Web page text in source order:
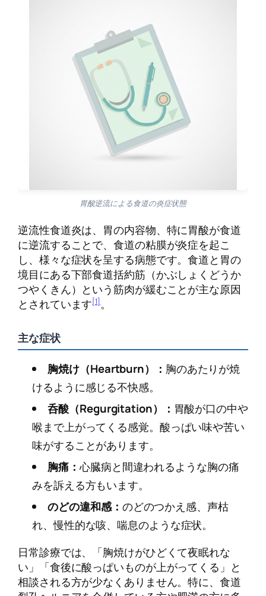
胃酸逆流による食道の炎症状態
逆流性食道炎は、胃の内容物、特に胃酸が食道
に逆流することで、食道の粘膜が炎症を起こ
し、様々な症状を呈する病態です。食道と胃の
境目にある下部食道括約筋（かぶしょくどうか
つやくきん）という筋肉が緩むことが主な原因
とされています[1]。
主な症状
胸焼け（Heartburn）： 胸のあたりが焼
けるように感じる不快感。
呑酸（Regurgitation）： 胃酸が口の中や
喉まで上がってくる感覚。酸っぱい味や苦い
味がすることがあります。
胸痛：心臓病と間違われるような胸の痛
みを訴える方もいます。
のどの違和感： のどのつかえ感、声枯
れ、慢性的な咳、喘息のような症状。
日常診療では、「胸焼けがひどくて夜眠れな
い」「食後に酸っぱいものが上がってくる」と
相談される方が少なくありません。特に、食道